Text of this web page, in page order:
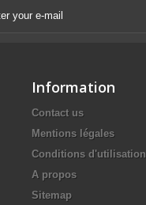
Information
Contact us
Mentions légales
Conditions d'utilisation
A propos
Sitemap